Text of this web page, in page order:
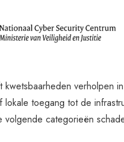
verholpen
lokale toegang tot de
volgende categorieën